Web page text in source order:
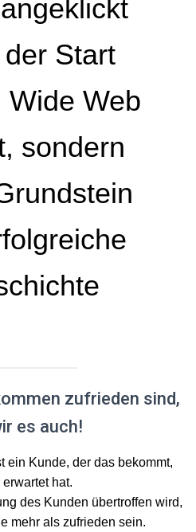
Start
Wide Web
sondern
zufrieden sind,
es auch!
ein Kunde, der das bekommt,
hat.
des Kunden übertroffen wird,
mehr als zufrieden sein.